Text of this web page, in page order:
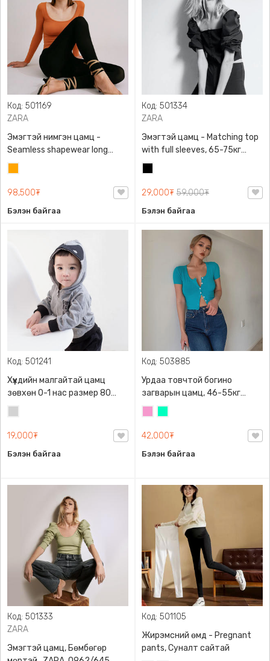
Код: 501169
ZARA
Эмэгтэй нимгэн цамц -
Seamless shapewear long
sleeve t-shirt, 40-60кг жинд
таарна, ZARA, 8779/458/615,
Урт ханцуйтай
98,500₮
Бэлэн байгаа
Код: 501334
ZARA
Эмэгтэй цамц - Matching top
with full sleeves, 65-75кг
жинд таарна, ZARA,
0962/642/800, Задгай
энгэртэй, Урт ханцуйтай,
29,000₮ 59,000₮
Бэлэн байгаа
Код: 501241
Хүүхдийн малгайтай цамц
зөвхөн 0-1 нас размер 80
сонголттой
19,000₮
Бэлэн байгаа
Код: 503885
Урдаа товчтой богино
загварын цамц, 46-55кг
жинд таарна
42,000₮
Бэлэн байгаа
Код: 501333
ZARA
Эмэгтэй цамц, Бөмбөгөр
Код: 501105
Жирэмсний өмд - Pregnant
pants, Суналт сайтай